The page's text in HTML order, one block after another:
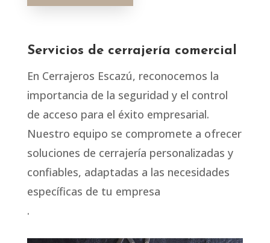
Servicios de cerrajería comercial
En Cerrajeros Escazú, reconocemos la
importancia de la seguridad y el control
de acceso para el éxito empresarial.
Nuestro equipo se compromete a ofrecer
soluciones de cerrajería personalizadas y
confiables, adaptadas a las necesidades
específicas de tu empresa
.